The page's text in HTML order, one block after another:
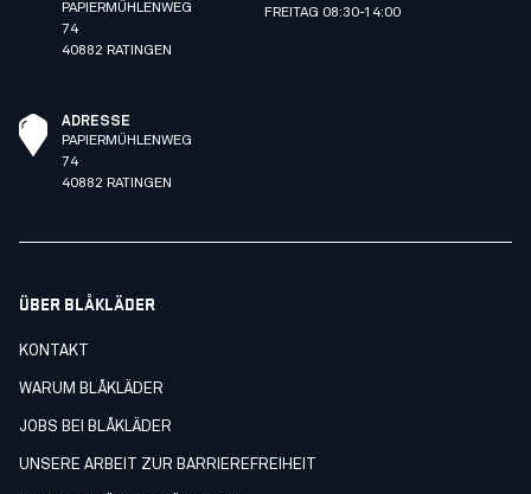
PAPIERMÜHLENWEG
74
40882 RATINGEN
FREITAG 08:30-14:00
ADRESSE
PAPIERMÜHLENWEG
74
40882 RATINGEN
ÜBER BLÅKLÄDER
KONTAKT
WARUM BLÅKLÄDER
JOBS BEI BLÅKLÄDER
UNSERE ARBEIT ZUR BARRIEREFREIHEIT